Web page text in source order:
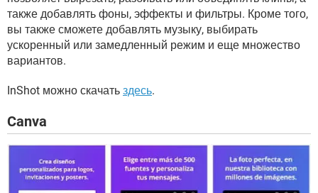
также добавлять фоны, эффекты и фильтры. Кроме того,
вы также сможете добавлять музыку, выбирать
ускоренный или замедленный режим и еще множество
вариантов.
InShot можно скачать здесь.
Canva